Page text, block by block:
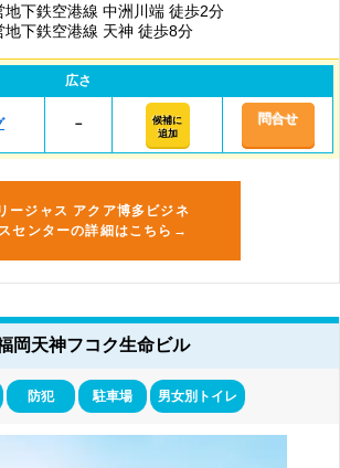
地下鉄空港線 中洲川端 徒歩2分
地下鉄空港線 天神 徒歩8分
広さ
－
候補に
追加
問合せ
ージャス アクア博多ビジネ
スセンターの詳細はこちら→
岡天神フコク生命ビル
防犯 駐車場 男女別トイレ